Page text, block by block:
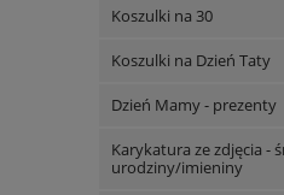
Koszulki na 30
Koszulki na Dzień Taty
Dzień Mamy - prezenty
Karykatura ze zdjęcia -
urodziny/imieniny